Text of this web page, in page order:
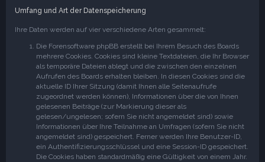
Umfang und Art der Datenspeicherung
Ihre Daten werden auf vier verschiedene Arten gesammelt:
Die Forensoftware phpBB erstellt bei Ihrem Besuch des Boards
mehrere Cookies. Cookies sind kleine Textdateien, die Ihr Browser
als temporäre Dateien ablegt und die zwischen den einzelnen
Aufrufen des Boards erhalten bleiben. In diesen Cookies sind die
aktuelle ID Ihrer Sitzung (damit Ihnen alle Seitenaufrufe
zugeordnet werden können), Informationen über die von Ihnen
gelesenen Beiträge (zur Markierung dieser als
gelesen/ungelesen; sofern Sie nicht angemeldet sind) sowie
Informationen über Ihre Teilnahme an Umfragen (sofern Sie nicht
angemeldet sind) gespeichert. Ferner werden Ihre Benutzer-ID,
ein Authentifizierungsschlüssel und eine Session-ID gespeichert.
Die Cookies haben standardmäßig eine Gültigkeit von einem Jahr.